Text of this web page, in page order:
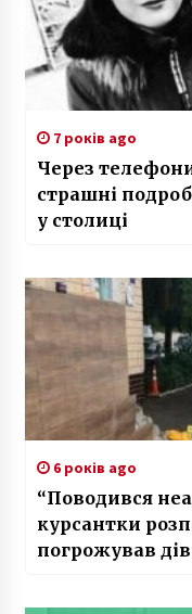
7 років ago
Через
страшні
у столиці
6 років ago
“Поводився
курсантки
погрожував